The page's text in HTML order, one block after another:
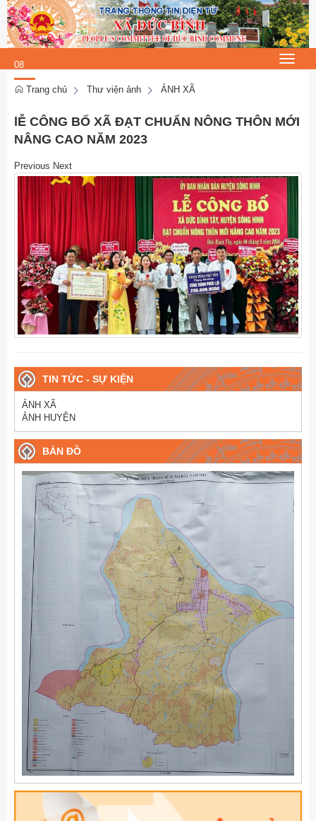
Chủ Nhật, 9/8/2026
8
:
08
:
Toggle
Trang chủ
Thư viện ảnh ẢNH XÃ
lỄ CÔNG BỐ XÃ ĐẠT CHUẨN NÔNG THÔN MỚI
NÂNG CAO NĂM 2023
Previous Next
TIN TỨC - SỰ KIỆN
ẢNH XÃ
ẢNH HUYỆN
BẢN ĐỒ